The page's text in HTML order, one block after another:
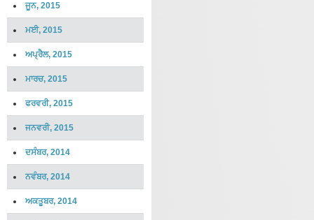
ਜੂਨ, 2015
ਮਈ, 2015
ਅਪ੍ਰੈਲ, 2015
ਮਾਰਚ, 2015
ਫਰਵਰੀ, 2015
ਜਨਵਰੀ, 2015
ਦਸੰਬਰ, 2014
ਨਵੰਬਰ, 2014
ਅਕਤੂਬਰ, 2014